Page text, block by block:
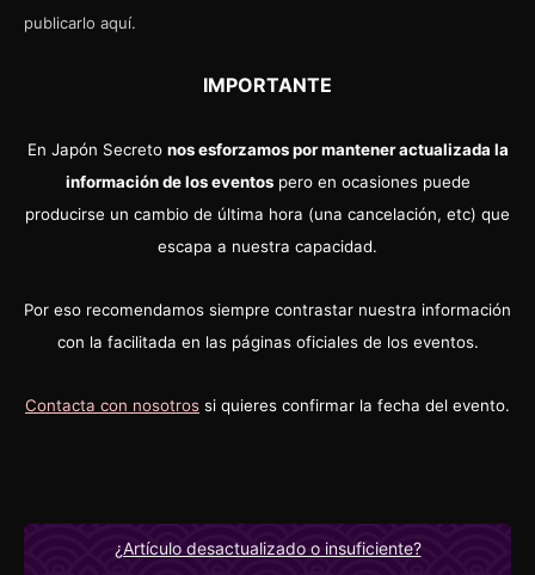
publicarlo aquí.
IMPORTANTE
En Japón Secreto nos esforzamos por mantener actualizada la
información de los eventospero en ocasiones puede
producirse un cambio de última hora (una cancelación, etc) que
escapa a nuestra capacidad.
Por eso recomendamos siempre contrastar nuestra información
con la facilitada en las páginas oficiales de los eventos.
Contacta con nosotros si quieres confirmar la fecha del evento.
¿Artículo desactualizado o insuficiente?